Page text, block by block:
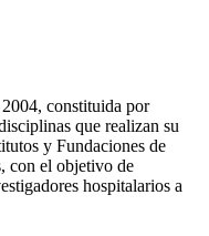
constituida por
que realizan su
y Fundaciones de
con el objetivo de
hospitalarios a